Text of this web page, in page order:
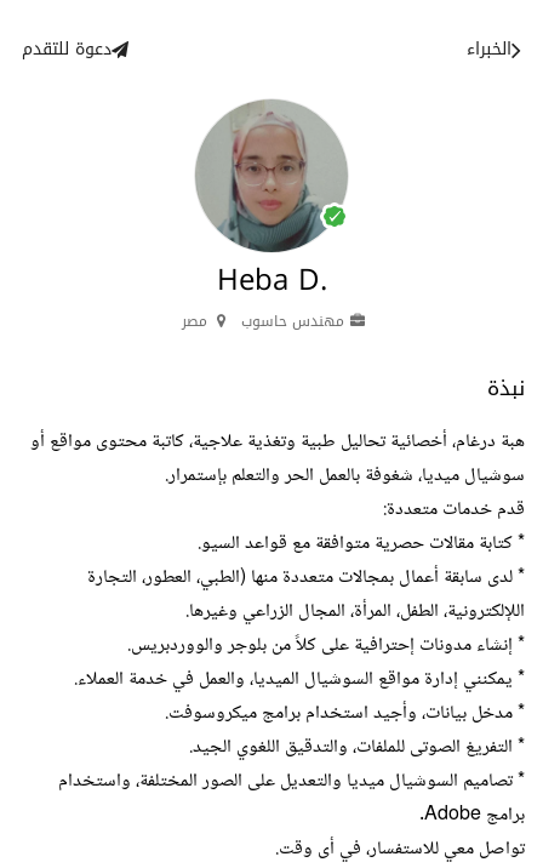
الخبراء دعوة للتقدم
Heba D.
مهندس حاسوب مصر
نبذة
هبة درغام، أخصائية تحاليل طبية وتغذية علاجية، كاتبة محتوى مواقع أو
سوشيال ميديا، شغوفة بالعمل الحر والتعلم بإستمرار.
قدم خدمات متعددة:
* كتابة مقالات حصرية متوافقة مع قواعد السيو.
* لدى سابقة أعمال بمجالات متعددة منها (الطبي، العطور، التجارة
اللإلكترونية، الطفل، المرأة، المجال الزراعي وغيرها.
* إنشاء مدونات إحترافية على كلاً من بلوجر والووردبريس.
* يمكنني إدارة مواقع السوشيال الميديا، والعمل في خدمة العملاء.
* مدخل بيانات، وأجيد استخدام برامج ميكروسوفت.
* التفريغ الصوتى للملفات، والتدقيق اللغوي الجيد.
* تصاميم السوشيال ميديا والتعديل على الصور المختلفة، واستخدام
برامج Adobe.
تواصل معي للاستفسار، في أى وقت.